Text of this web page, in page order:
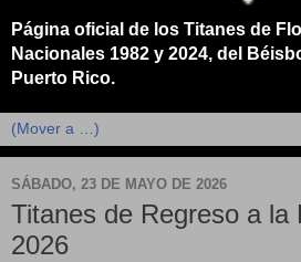
Página oficial de los Titanes de
Nacionales 1982 y 2024, del
Puerto Rico.
SÁBADO, 23 DE MAYO DE 2026
Titanes de Regreso a la
2026